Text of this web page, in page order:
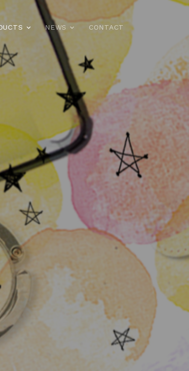
NEWS CONTACT